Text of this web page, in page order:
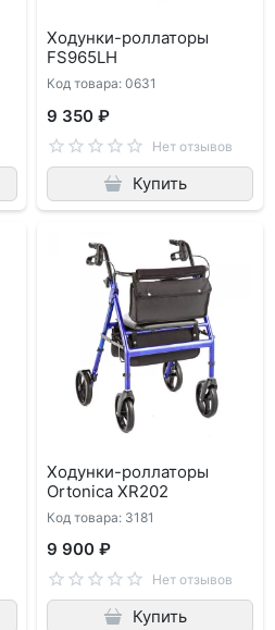
Ходунки-роллаторы
FS965LH
Код товара: 0631
9 350 ₽
Нет отзывов
Купить
Ходунки-роллаторы
Ortonica XR202
Код товара: 3181
9 900 ₽
Нет отзывов
Купить